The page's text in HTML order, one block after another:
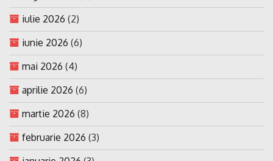
iulie 2026 (2)
iunie 2026 (6)
mai 2026 (4)
aprilie 2026 (6)
martie 2026 (8)
februarie 2026 (3)